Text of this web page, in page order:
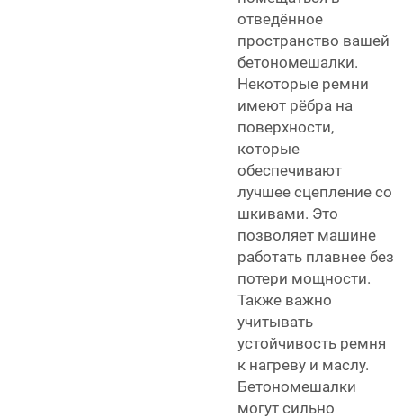
отведённое
пространство вашей
бетономешалки.
Некоторые ремни
имеют рёбра на
поверхности,
которые
обеспечивают
лучшее сцепление со
шкивами. Это
позволяет машине
работать плавнее без
потери мощности.
Также важно
учитывать
устойчивость ремня
к нагреву и маслу.
Бетономешалки
могут сильно